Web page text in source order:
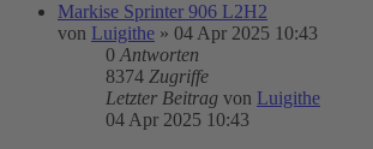
Markise Sprinter 906 L2H2
von Luigithe » 04 Apr 2025 10:43
0 Antworten
8374 Zugriffe
Letzter Beitrag von Luigithe
04 Apr 2025 10:43